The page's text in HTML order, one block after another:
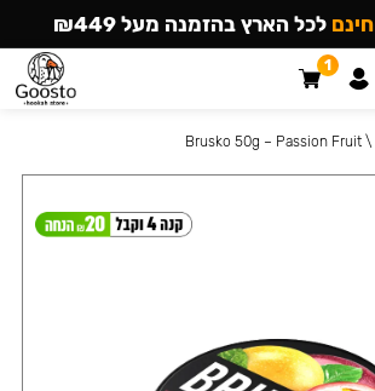
\
Brusko 50g – Passion Fruit
חינם לכל הארץ בהזמנה מעל ₪449
1